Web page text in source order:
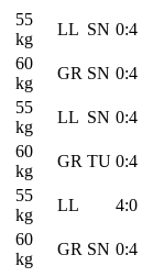
55
kg
LL SN 0:4
60
kg
GR SN 0:4
55
kg
LL SN 0:4
60
kg
GR TU 0:4
55
kg
LL 4:0
60
kg
GR SN 0:4